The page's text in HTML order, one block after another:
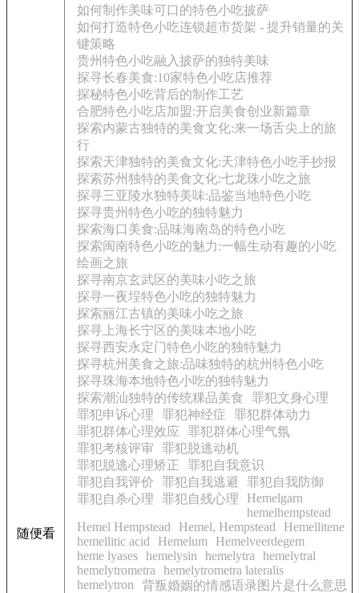
随便看
如何制作美味可口的特色小吃披萨
如何打造特色小吃连锁超市货架 - 提升销量的关
键策略
贵州特色小吃融入披萨的独特美味
探寻长春美食:10家特色小吃店推荐
探秘特色小吃背后的制作工艺
合肥特色小吃店加盟:开启美食创业新篇章
探索内蒙古独特的美食文化:来一场舌尖上的旅
行
探索天津独特的美食文化:天津特色小吃手抄报
探索苏州独特的美食文化:七龙珠小吃之旅
探寻三亚陵水独特美味:品鉴当地特色小吃
探寻贵州特色小吃的独特魅力
探索海口美食:品味海南岛的特色小吃
探索闽南特色小吃的魅力:一幅生动有趣的小吃
绘画之旅
探寻南京玄武区的美味小吃之旅
探寻一夜埕特色小吃的独特魅力
探索丽江古镇的美味小吃之旅
探寻上海长宁区的美味本地小吃
探寻西安永定门特色小吃的独特魅力
探寻杭州美食之旅:品味独特的杭州特色小吃
探寻珠海本地特色小吃的独特魅力
探索潮汕独特的传统粿品美食
罪犯文身心理
罪犯申诉心理
罪犯神经症
罪犯群体动力
罪犯群体心理效应
罪犯群体心理气氛
罪犯考核评审
罪犯脱逃动机
罪犯脱逃心理矫正
罪犯自我意识
罪犯自我评价
罪犯自我逃避
罪犯自我防御
罪犯自杀心理
罪犯自残心理
Hemelgarn
hemelhempstead
Hemel Hempstead
Hemel, Hempstead
Hemellitene
hemellitic acid
Hemelum
Hemelveerdegem
heme lyases hemelysin hemelytra
hemelytral
hemelytrometra
hemelytrometra lateralis
hemelytron
背叛婚姻的情感语录图片是什么意思